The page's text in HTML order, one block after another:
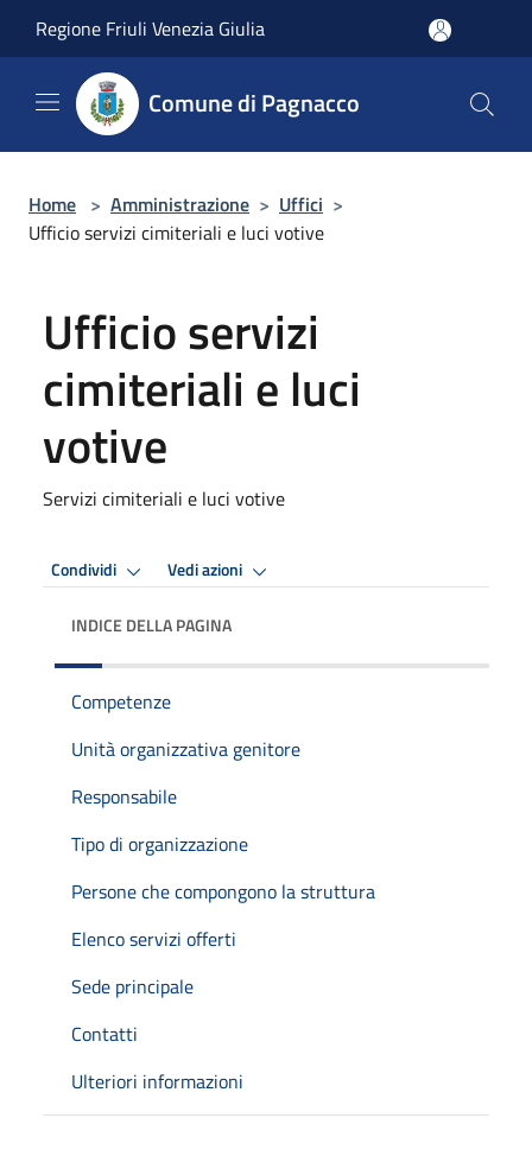
Regione Friuli Venezia Giulia
Comune di Pagnacco
Home > Amministrazione > Uffici >
Ufficio servizi cimiteriali e luci votive
Ufficio servizi
cimiteriali e luci
votive
Servizi cimiteriali e luci votive
Condividi Vedi azioni
INDICE DELLA PAGINA
Competenze
Unità organizzativa genitore
Responsabile
Tipo di organizzazione
Persone che compongono la struttura
Elenco servizi offerti
Sede principale
Contatti
Ulteriori informazioni